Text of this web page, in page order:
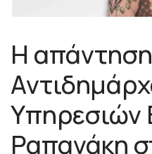
Η
Υπηρεσιών
Ραπανάκη